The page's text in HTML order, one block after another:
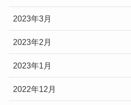
2023年3月
2023年2月
2023年1月
2022年12月